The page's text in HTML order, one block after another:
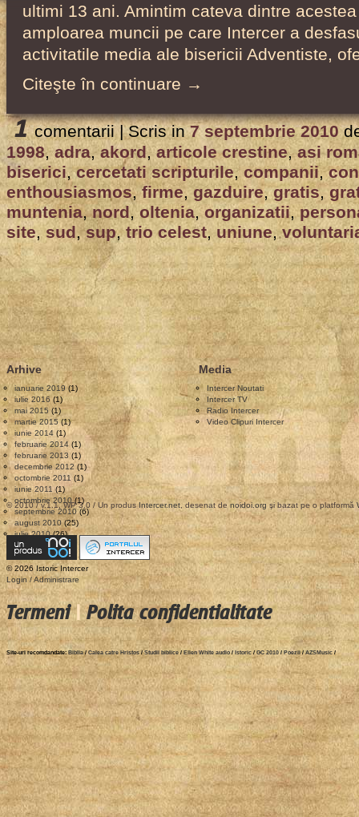
ultimi 13 ani. Amintim cateva dintre
amploarea muncii pe care Intercer a
activitatile media ale bisericii Adventiste,
Citeşte în continuare →
1 comentarii |Scris in 7 septembrie 2010
1998,adra,akord,articole crestine,asi
biserici,cercetati scripturile,companii,
enthousiasmos,firme,gazduire,gratis,
muntenia,nord,oltenia,organizatii,
site, sud,sup,trio celest, uniune,
Arhive
ianuarie 2019(1)
iulie 2016(1)
mai 2015 (1)
martie 2015(1)
iunie 2014 (1)
februarie 2014 (1)
februarie 2013 (1)
decembrie 2012 (1)
octombrie 2011 (1)
iunie 2011(1)
octombrie 2010(1)
septembrie 2010(6)
august 2010 (25)
iulie 2010(26)
Media
Intercer Noutati
Intercer TV
Radio Intercer
Video Clipuri Intercer
© 2010 / v.1.1, WP 3.0 / Un produsIntercer.net , desenat de noidoi.org şi bazat pe o platformă
© 2026 Istoric Intercer
Login / Administrare
Termeni|Polita confidentialitate
Site-uri recomdandate:Biblia/ Calea catre Hristos /Studii biblice / Ellen White audio / Istoric/GC 2010 / Poezii/ AZSMusic /